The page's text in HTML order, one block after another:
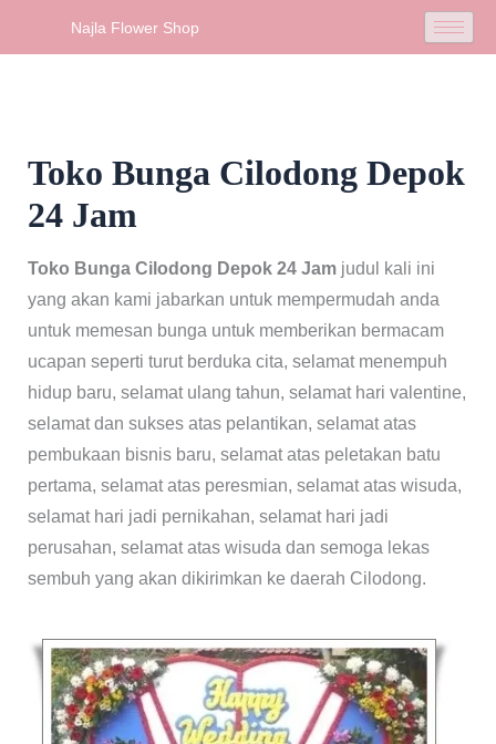
Najla Flower Shop
Toko Bunga Cilodong Depok
24 Jam
Toko Bunga Cilodong Depok 24 Jam judul kali ini
yang akan kami jabarkan untuk mempermudah anda
untuk memesan bunga untuk memberikan bermacam
ucapan seperti turut berduka cita, selamat menempuh
hidup baru, selamat ulang tahun, selamat hari valentine,
selamat dan sukses atas pelantikan, selamat atas
pembukaan bisnis baru, selamat atas peletakan batu
pertama, selamat atas peresmian, selamat atas wisuda,
selamat hari jadi pernikahan, selamat hari jadi
perusahan, selamat atas wisuda dan semoga lekas
sembuh yang akan dikirimkan ke daerah Cilodong.